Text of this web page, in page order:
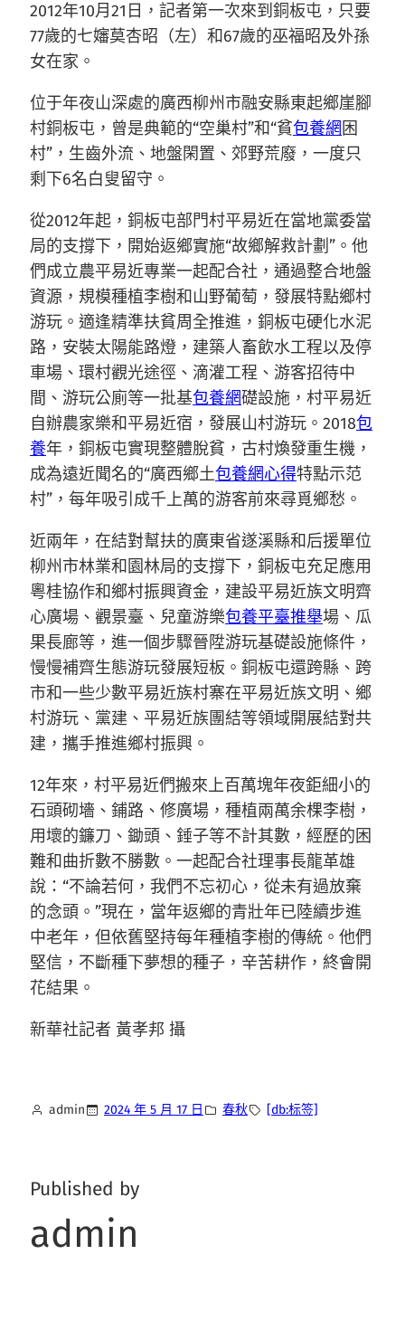
2012年10月21日，記者第一次來到銅板屯，只要
77歲的七嬸莫杏昭（左）和67歲的巫福昭及外孫
女在家。
位于年夜山深處的廣西柳州市融安縣東起鄉崖腳
村銅板屯，曾是典範的“空巢村”和“貧包養網 困
村”，生齒外流、地盤閑置、郊野荒廢，一度只
剩下6名白叟留守。
從2012年起，銅板屯部門村平易近在當地黨委當
局的支撐下，開始返鄉實施“故鄉解救計劃”。他
們成立農平易近專業一起配合社，通過整合地盤
資源，規模種植李樹和山野葡萄，發展特點鄉村
游玩。適逢精準扶貧周全推進，銅板屯硬化水泥
路，安裝太陽能路燈，建築人畜飲水工程以及停
車場、環村觀光途徑、滴灌工程、游客招待中
間、游玩公廁等一批基包養網礎設施，村平易近
自辦農家樂和平易近宿，發展山村游玩。2018包
養年，銅板屯實現整體脫貧，古村煥發重生機，
成為遠近聞名的“廣西鄉土包養網心得特點示范
村”，每年吸引成千上萬的游客前來尋覓鄉愁。
近兩年，在結對幫扶的廣東省遂溪縣和后援單位
柳州市林業和園林局的支撐下，銅板屯充足應用
粵桂協作和鄉村振興資金，建設平易近族文明齊
心廣場、觀景臺、兒童游樂包養平臺推舉場、瓜
果長廊等，進一個步驟晉陞游玩基礎設施條件，
慢慢補齊生態游玩發展短板。銅板屯還跨縣、跨
市和一些少數平易近族村寨在平易近族文明、鄉
村游玩、黨建、平易近族團結等領域開展結對共
建，攜手推進鄉村振興。
12年來，村平易近們搬來上百萬塊年夜鉅細小的
石頭砌墻、鋪路、修廣場，種植兩萬余棵李樹，
用壞的鐮刀、鋤頭、錘子等不計其數，經歷的困
難和曲折數不勝數。一起配合社理事長龍革雄
說：“不論若何，我們不忘初心，從未有過放棄
的念頭。”現在，當年返鄉的青壯年已陸續步進
中老年，但依舊堅持每年種植李樹的傳統。他們
堅信，不斷種下夢想的種子，辛苦耕作，終會開
花結果。
新華社記者 黃孝邦 攝
admin 2024 年 5 月 17 日 春秋 [db:标签]
Published by
admin